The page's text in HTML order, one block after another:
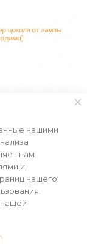
нашими
нам
и
нашего